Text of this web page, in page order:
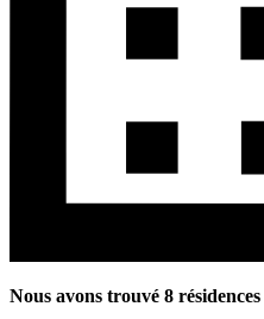
Nous avons trouvé 8 résidences